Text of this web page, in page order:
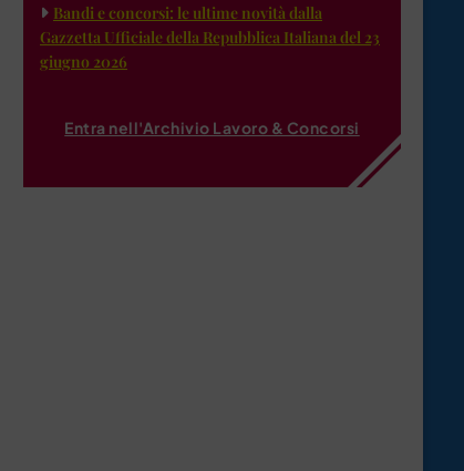
Bandi e concorsi: le ultime novità dalla
Gazzetta Ufficiale della Repubblica Italiana del 23
giugno 2026
Entra nell'Archivio Lavoro & Concorsi